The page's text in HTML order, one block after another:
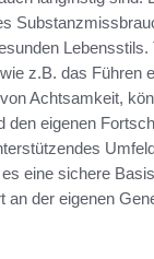
Lebensstils.
z.B. das Führen
Achtsamkeit,
den eigenen
eine sichere
an der eigenen